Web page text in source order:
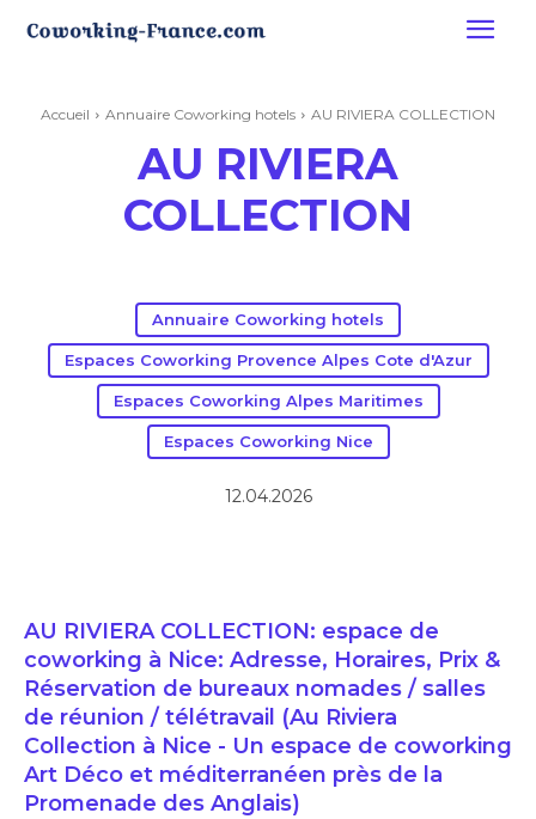
Accueil Annuaire Coworking hotels AU RIVIERA COLLECTION
AU RIVIERA
COLLECTION
Annuaire Coworking hotels
Espaces Coworking Provence Alpes Cote d'Azur
Espaces Coworking Alpes Maritimes
Espaces Coworking Nice
12.04.2026
AU RIVIERA COLLECTION: espace de
coworking à Nice: Adresse, Horaires, Prix &
Réservation de bureaux nomades / salles
de réunion / télétravail (Au Riviera
Collection à Nice - Un espace de coworking
Art Déco et méditerranéen près de la
Promenade des Anglais)